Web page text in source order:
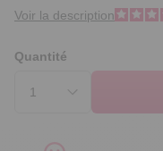
Voir la description
Quantité